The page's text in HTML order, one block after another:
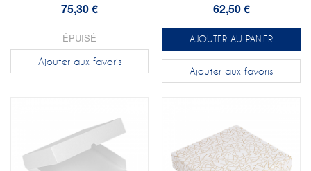
75,30 €
ÉPUISÉ
Ajouter aux favoris
62,50 €
AJOUTER AU PANIER
Ajouter aux favoris